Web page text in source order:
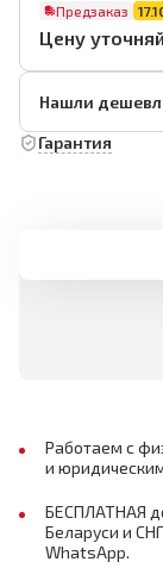
Предзаказ
Цену
Нашли
Гарантия
Работаем с
и
БЕСПЛАТНАЯ
Беларуси и
WhatsApp.